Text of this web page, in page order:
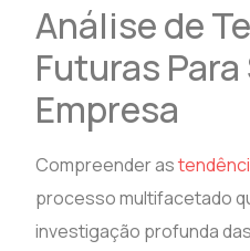
Análise de
Futuras Para
Empresa
Compreender as
processo multifacetado
investigação profunda